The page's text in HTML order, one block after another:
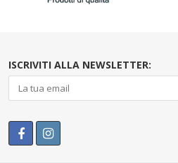
ISCRIVITI ALLA NEWSLETTER: